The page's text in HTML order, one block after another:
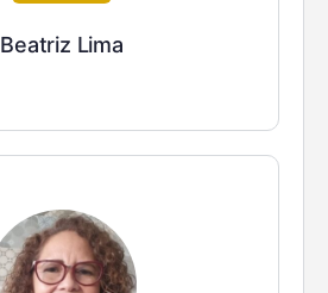
Beatriz Lima